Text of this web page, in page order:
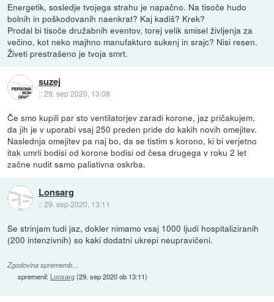
Energetik, sosledje tvojega strahu je napačno. Na tisoče hudo
bolnih in poškodovanih naenkrat? Kaj kadiš? Krek?
Prodal bi tisoče družabnih eventov, torej velik smisel življenja za
večino, kot neko majhno manufakturo sukenj in srajc? Nisi resen.
Živeti prestrašeno je tvoja smrt.
suzej
::29. sep 2020, 13:08
Če smo kupili par sto ventilatorjev zaradi korone, jaz pričakujem,
da jih je v uporabi vsaj 250 preden pride do kakih novih omejitev.
Naslednja omejitev pa naj bo, da se tistim s korono, ki bi verjetno
itak umrli bodisi od korone bodisi od česa drugega v roku 2 let
začne nudit samo paliativna oskrba.
Lonsarg
::29. sep 2020, 13:11
Se strinjam tudi jaz, dokler nimamo vsaj 1000 ljudi hospitaliziranih
(200 intenzivnih) so kaki dodatni ukrepi neupravičeni.
Zgodovina sprememb…
spremenil: Lonsarg(29. sep 2020 ob 13:11)